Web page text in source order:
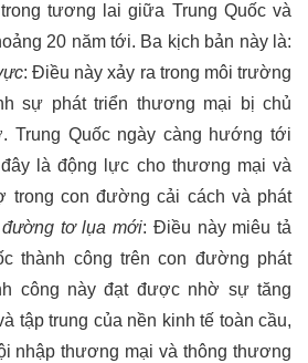
tương lai giữa Trung Quốc và
20 năm tới. Ba kịch bản này là:
: Điều này xảy ra trong môi trường
sự phát triển thương mại bị chủ
Trung Quốc ngày càng hướng tới
là động lực cho thương mại và
trong con đường cải cách và phát
tơ lụa mới: Điều này miêu tả
thành công trên con đường phát
công này đạt được nhờ sự tăng
tập trung của nền kinh tế toàn cầu,
nhập thương mại và thông thương